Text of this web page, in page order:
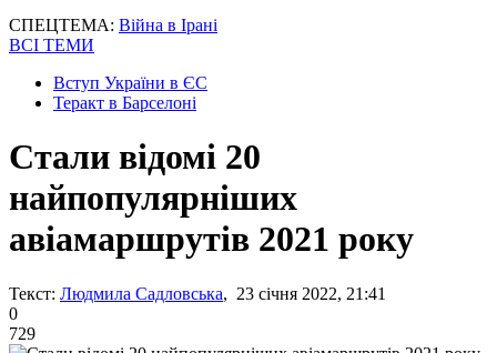
СПЕЦТЕМА: Війна в Ірані
ВСІ ТЕМИ
Вступ України в ЄС
Теракт в Барселоні
Стали відомі 20
найпопулярніших
авіамаршрутів 2021 року
Текст: Людмила Садловська, 23 січня 2022, 21:41
0
729